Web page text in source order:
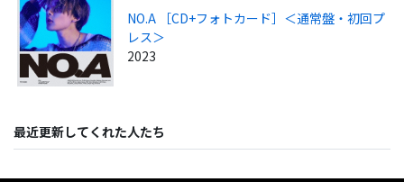
NO.A ［CD+フォトカード］＜通常盤・初回プ
レス＞
2023
最近更新してくれた人たち